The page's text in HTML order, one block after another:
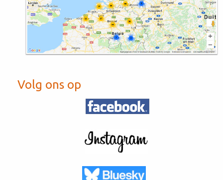
Volg ons op